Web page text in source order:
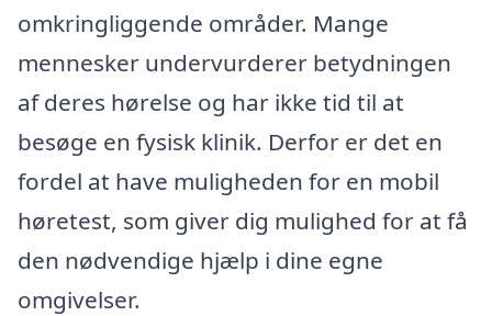
omkringliggende områder. Mange
mennesker undervurderer betydningen
af deres hørelse og har ikke tid til at
besøge en fysisk klinik. Derfor er det en
fordel at have muligheden for en mobil
høretest, som giver dig mulighed for at få
den nødvendige hjælp i dine egne
omgivelser.